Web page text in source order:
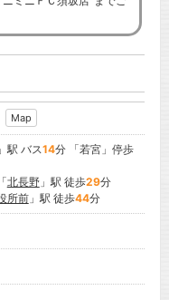
Map
駅 バス14分 「若宮」停歩
北長野」駅 徒歩29分
所前」駅 徒歩44分